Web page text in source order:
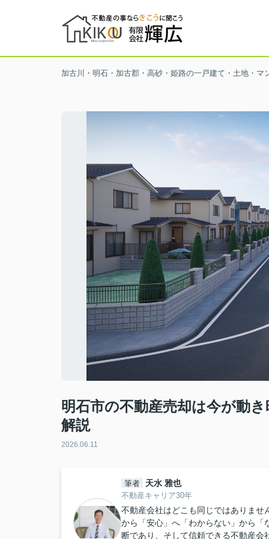
加古川・明石・加古郡・高砂・姫路の一戸建て・土地・マ
明石市の不動産売却は今が動
解説
2026.06.11
筆者 天水 雅也
不動産キャリア30年
不動産会社はどこも同じではありま
から「安心」へ「わからない」から
断であり、そして信頼できる不動産